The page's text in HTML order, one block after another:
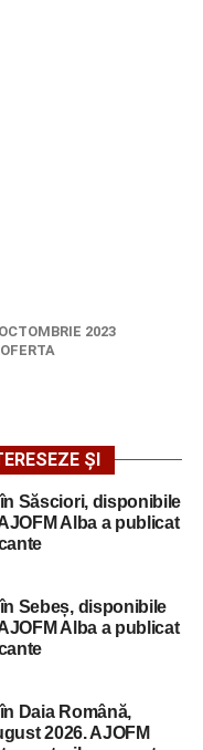
2023
OFERTA
ȘI
Săsciori, disponibile
Alba a publicat
Sebeș, disponibile
Alba a publicat
Daia Română,
2026. AJOFM